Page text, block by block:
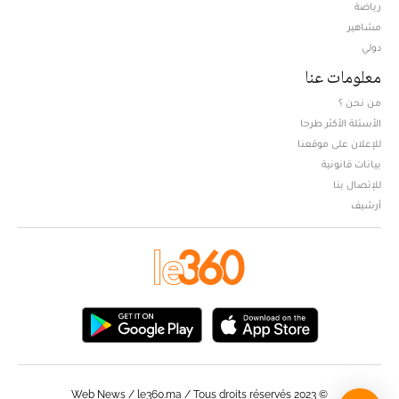
رياضة
مشاهير
دولي
معلومات عنا
من نحن ؟
الأسئلة الأكثر طرحا
للإعلان على موقعنا
بيانات قانونية
للإتصال بنا
أرشيف
© Web News / le360.ma / Tous droits réservés 2023